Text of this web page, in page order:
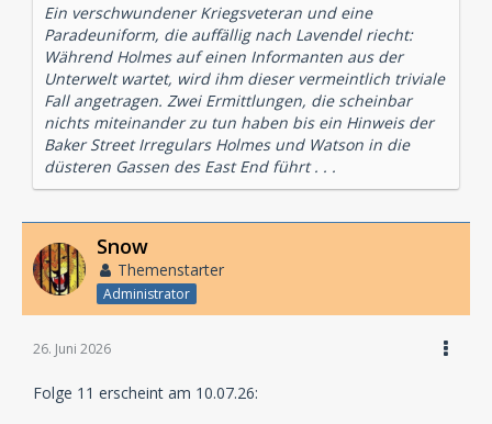
Ein verschwundener Kriegsveteran und eine
Paradeuniform, die auffällig nach Lavendel riecht:
Während Holmes auf einen Informanten aus der
Unterwelt wartet, wird ihm dieser vermeintlich triviale
Fall angetragen. Zwei Ermittlungen, die scheinbar
nichts miteinander zu tun haben bis ein Hinweis der
Baker Street Irregulars Holmes und Watson in die
düsteren Gassen des East End führt . . .
Snow
Themenstarter
Administrator
26. Juni 2026
Folge 11 erscheint am 10.07.26: